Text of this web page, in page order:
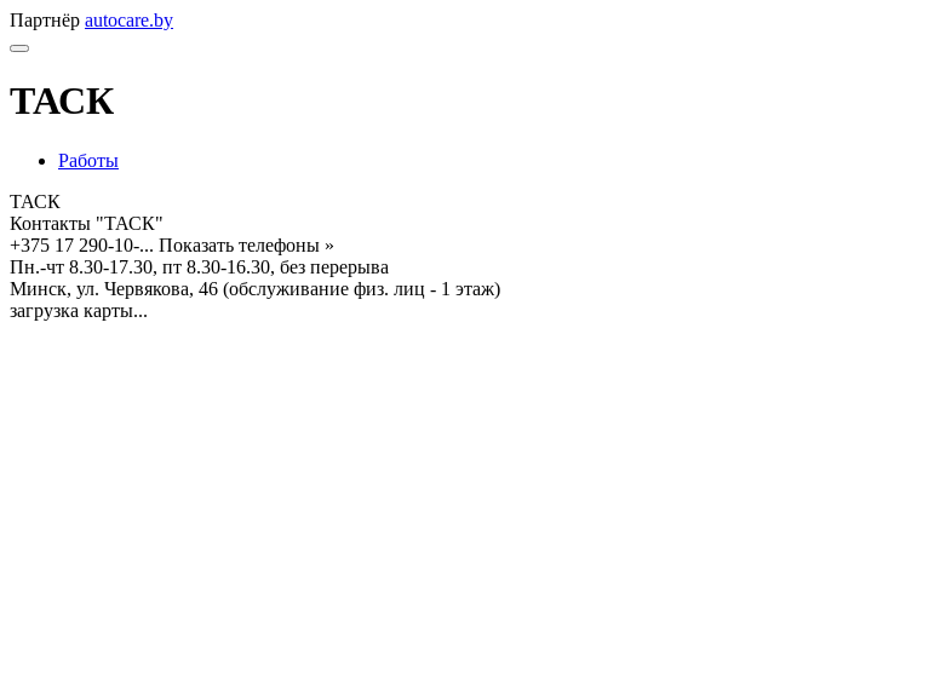
Партнёр autocare.by
ТАСК
Работы
ТАСК
Контакты "ТАСК"
+375 17 290-10-... Показать телефоны »
Пн.-чт 8.30-17.30, пт 8.30-16.30, без перерыва
Минск, ул. Червякова, 46 (обслуживание физ. лиц - 1 этаж)
загрузка карты...